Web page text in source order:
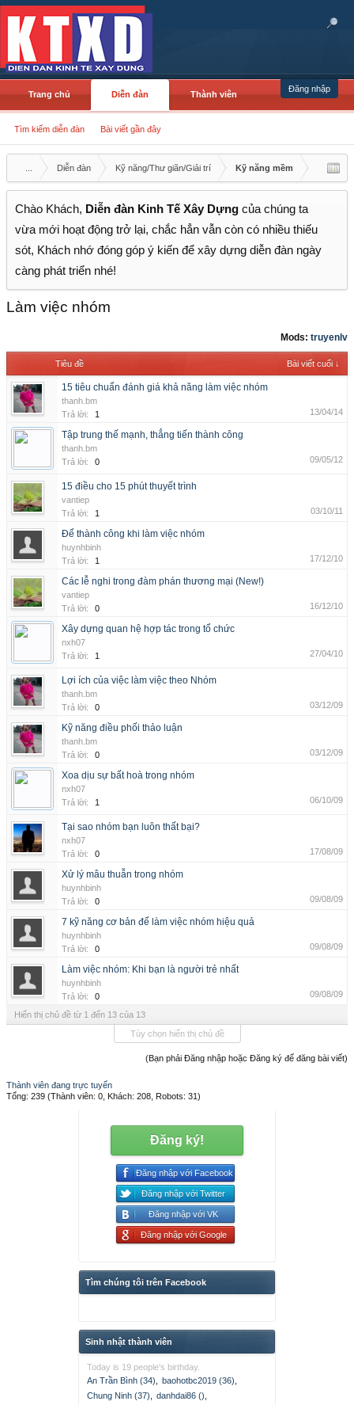
Đăng nhập
Trang chủ Diễn đàn
Tìm kiếm diễn đàn Bài viết gần đây
Thành viên
Diễn đàn Kỹ năng/Thư giãn/Giải trí Kỹ năng mềm
Chào Khách, Diễn đàn Kinh Tế Xây Dựng của chúng ta
vừa mới hoạt động trở lại, chắc hẳn vẫn còn có nhiều thiếu
sót, Khách nhớ đóng góp ý kiến để xây dựng diễn đàn ngày
càng phát triển nhé!
Làm việc nhóm
Mods: truyenlv
Tiêu đề Bài viết cuối ↓
15 tiêu chuẩn đánh giá khả năng làm việc nhóm
thanh.bm
Trả lời:
1 13/04/14
Tập trung thế mạnh, thẳng tiến thành công
thanh.bm
Trả lời:
0 09/05/12
15 điều cho 15 phút thuyết trình
vantiep
Trả lời:
1 03/10/11
Để thành công khi làm việc nhóm
huynhbinh
Trả lời:
1 17/12/10
Các lễ nghi trong đàm phán thương mại (New!)
vantiep
Trả lời:
0 16/12/10
Xây dựng quan hệ hợp tác trong tổ chức
nxh07
Trả lời:
1 27/04/10
Lợi ích của việc làm việc theo Nhóm
thanh.bm
Trả lời:
0 03/12/09
Kỹ năng điều phối thảo luận
thanh.bm
Trả lời:
0 03/12/09
Xoa dịu sự bất hoà trong nhóm
nxh07
Trả lời:
1 06/10/09
Tại sao nhóm bạn luôn thất bại?
nxh07
Trả lời:
0 17/08/09
Xử lý mâu thuẫn trong nhóm
huynhbinh
Trả lời:
0 09/08/09
7 kỹ năng cơ bản để làm việc nhóm hiệu quả
huynhbinh
Trả lời:
0 09/08/09
Làm việc nhóm: Khi bạn là người trẻ nhất
huynhbinh
Trả lời:
0 09/08/09
Hiển thị chủ đề từ 1 đến 13 của 13
Tùy chọn hiển thị chủ đề
(Bạn phải Đăng nhập hoặc Đăng ký để đăng bài viết)
Thành viên đang trực tuyến
Tổng: 239 (Thành viên: 0, Khách: 208, Robots: 31)
Đăng ký!
Đăng nhập với Facebook
Đăng nhập với Twitter
Đăng nhập với VK
Đăng nhập với Google
Tìm chúng tôi trên Facebook
Sinh nhật thành viên
Today is 19 people's birthday.
An Trần Bình (34)
baohotbc2019 (36)
Chung Ninh (37)
danhdai86 ()